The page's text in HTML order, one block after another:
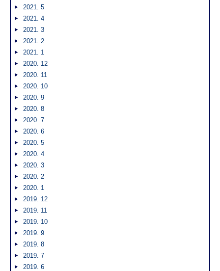
2021. 5
2021. 4
2021. 3
2021. 2
2021. 1
2020. 12
2020. 11
2020. 10
2020. 9
2020. 8
2020. 7
2020. 6
2020. 5
2020. 4
2020. 3
2020. 2
2020. 1
2019. 12
2019. 11
2019. 10
2019. 9
2019. 8
2019. 7
2019. 6